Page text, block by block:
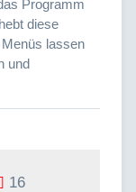
Programm
diese
lassen
und
16